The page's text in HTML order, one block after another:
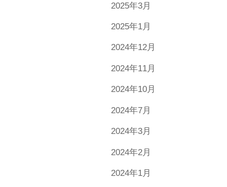
2025年3月
2025年1月
2024年12月
2024年11月
2024年10月
2024年7月
2024年3月
2024年2月
2024年1月